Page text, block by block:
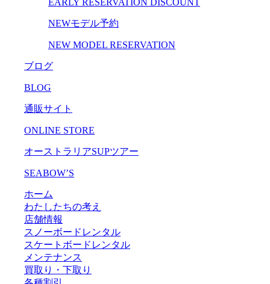
EARLY RESERVATION DISCOUNT
NEWモデル予約
NEW MODEL RESERVATION
ブログ
BLOG
通販サイト
ONLINE STORE
オーストラリアSUPツアー
SEABOW’S
ホーム
わたしたちの考え
店舗情報
スノーボードレンタル
スケートボードレンタル
メンテナンス
買取り・下取り